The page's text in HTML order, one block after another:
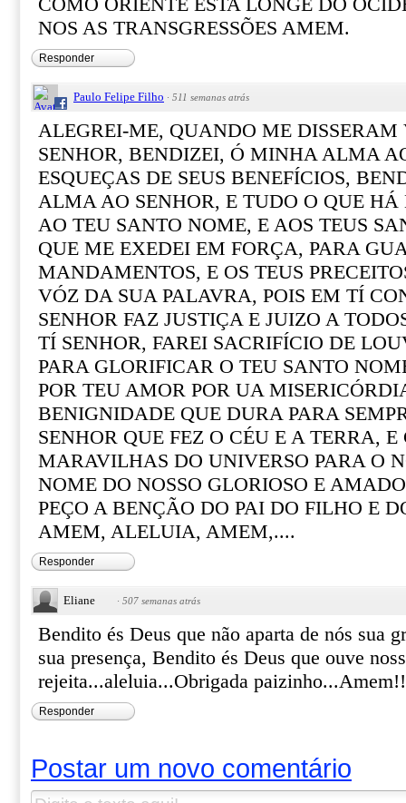
COMO ORIENTE ESTA LONGE DO
NOS AS TRANSGRESSÕES AMEM.
Responder
Paulo Felipe Filho · 511 semanas atrás
ALEGREI-ME, QUANDO ME DISSERAM
SENHOR, BENDIZEI, Ó MINHA ALMA
ESQUEÇAS DE SEUS BENEFÍCIOS,
ALMA AO SENHOR, E TUDO O QUE
AO TEU SANTO NOME, E AOS TEUS
QUE ME EXEDEI EM FORÇA, PARA
MANDAMENTOS, E OS TEUS
VÓZ DA SUA PALAVRA, POIS EM TÍ
SENHOR FAZ JUSTIÇA E JUIZO A
TÍ SENHOR, FAREI SACRIFÍCIO DE
PARA GLORIFICAR O TEU SANTO
POR TEU AMOR POR UA
BENIGNIDADE QUE DURA PARA
SENHOR QUE FEZ O CÉU E A TERRA,
MARAVILHAS DO UNIVERSO PARA O
NOME DO NOSSO GLORIOSO E
PEÇO A BENÇÃO DO PAI DO FILHO E
AMEM, ALELUIA, AMEM,....
Responder
Eliane · 507 semanas atrás
Bendito és Deus que não aparta de nós sua
sua presença, Bendito és Deus que ouve
rejeita...aleluia...Obrigada
Responder
Postar um novo comentário